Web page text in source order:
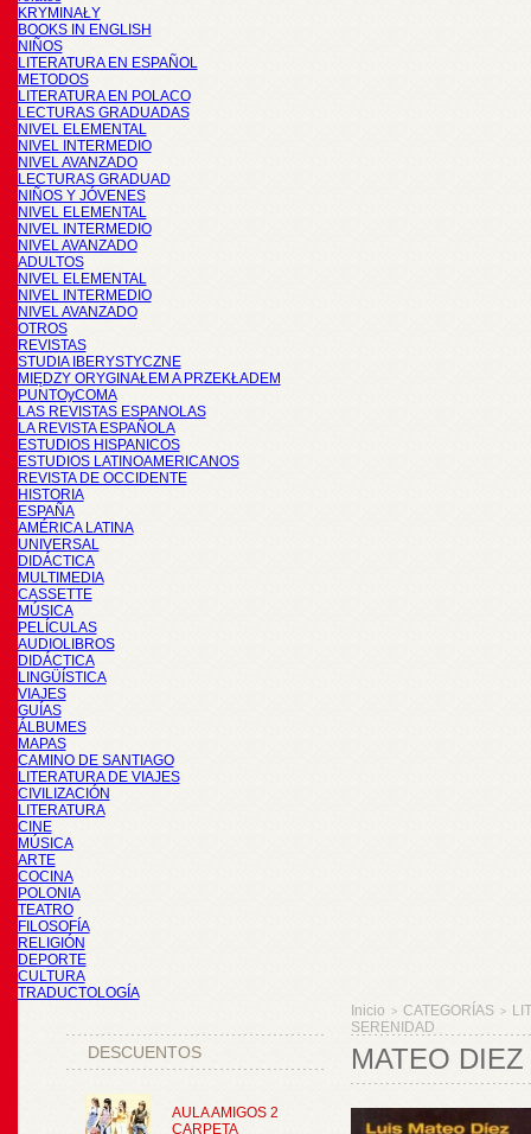
KRYMINAŁY
BOOKS IN ENGLISH
NIÑOS
LITERATURA EN ESPAÑOL
METODOS
LITERATURA EN POLACO
LECTURAS GRADUADAS
NIVEL ELEMENTAL
NIVEL INTERMEDIO
NIVEL AVANZADO
LECTURAS GRADUAD
NIÑOS Y JÓVENES
NIVEL ELEMENTAL
NIVEL INTERMEDIO
NIVEL AVANZADO
ADULTOS
NIVEL ELEMENTAL
NIVEL INTERMEDIO
NIVEL AVANZADO
OTROS
REVISTAS
STUDIA IBERYSTYCZNE
MIĘDZY ORYGINAŁEM A PRZEKŁADEM
PUNTOyCOMA
LAS REVISTAS ESPANOLAS
LA REVISTA ESPAÑOLA
ESTUDIOS HISPANICOS
ESTUDIOS LATINOAMERICANOS
REVISTA DE OCCIDENTE
HISTORIA
ESPAÑA
AMÉRICA LATINA
UNIVERSAL
DIDÁCTICA
MULTIMEDIA
CASSETTE
MÚSICA
PELÍCULAS
AUDIOLIBROS
DIDÁCTICA
LINGÜÍSTICA
VIAJES
GUÍAS
ÁLBUMES
MAPAS
CAMINO DE SANTIAGO
LITERATURA DE VIAJES
CIVILIZACIÓN
LITERATURA
CINE
MÚSICA
ARTE
COCINA
POLONIA
TEATRO
FILOSOFÍA
RELIGIÓN
DEPORTE
CULTURA
TRADUCTOLOGÍA
DESCUENTOS
AULA AMIGOS 2
CARPETA
Inicio > CATEGORÍAS >
SERENIDAD
MATEO